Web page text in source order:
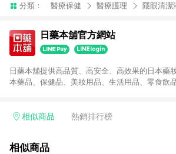
分類： 醫療保健 醫療護理 隱眼清潔
日藥本舖官方網站
日藥本舖提供高品質、高安全、高效果的日本藥
本藥品、保健品、美妝用品、生活用品、零食飲
相似商品 熱銷排行榜
相似商品